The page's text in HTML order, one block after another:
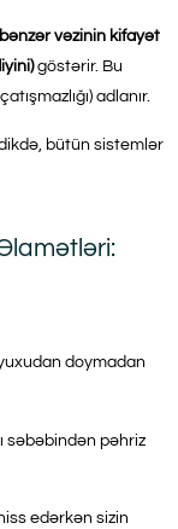
vəzinin kifayət
göstərir. Bu
adlanır.
bütün sistemlər
doymadan
səbəbindən pəhriz
edərkən sizin